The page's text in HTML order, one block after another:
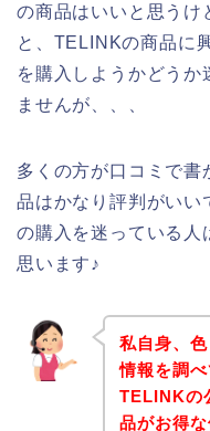
の商品はいいと思うけ
と、TELINKの商品に
を購入しようかどう
ませんが、、、
多くの方が口コミで
品はかなり評判がいい
の購入を迷っている人
思います♪
私自身、
情報を調
TELINKの
品がお得